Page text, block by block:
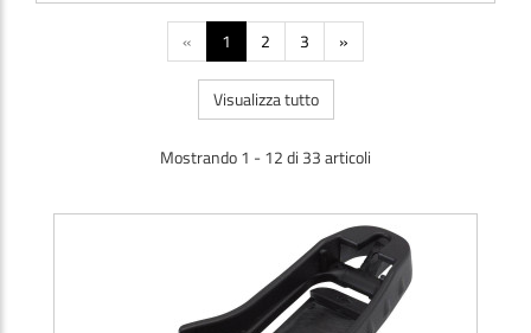
« 1 2 3 »
Visualizza tutto
Mostrando 1 - 12 di 33 articoli